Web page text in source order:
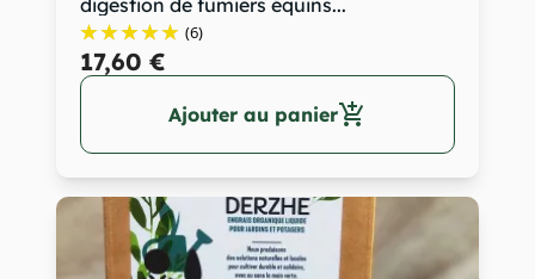
digestion de fumiers équins...
(6)
17,60 €
Ajouter au panieradd_shopping_cart